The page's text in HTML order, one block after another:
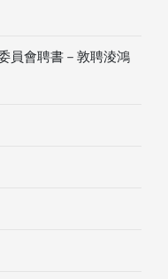
員會聘書－敦聘淩鴻